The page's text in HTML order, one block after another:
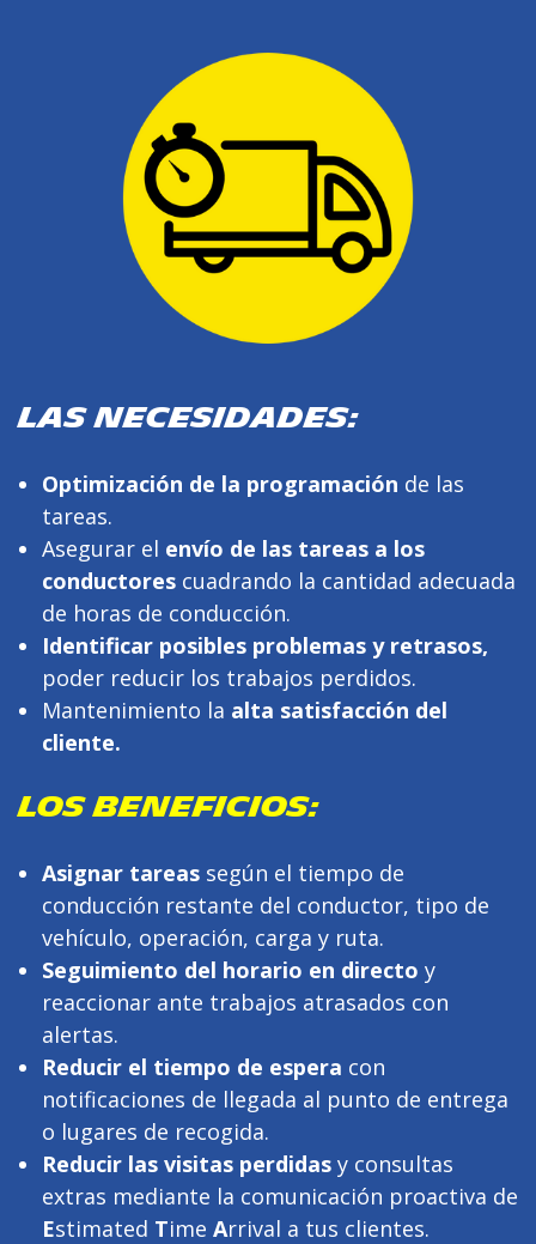
LAS NECESIDADES:
Optimización de la programación de las
tareas.
Asegurar el envío de las tareas a los
conductores cuadrando la cantidad adecuada
de horas de conducción.
Identificar posibles problemas y retrasos,
poder reducir los trabajos perdidos.
Mantenimiento la alta satisfacción del
cliente.
LOS BENEFICIOS:
Asignar tareas según el tiempo de
conducción restante del conductor, tipo de
vehículo, operación, carga y ruta.
Seguimiento del horario en directo y
reaccionar ante trabajos atrasados con
alertas.
Reducir el tiempo de espera con
notificaciones de llegada al punto de entrega
o lugares de recogida.
Reducir las visitas perdidas y consultas
extras mediante la comunicación proactiva de
Estimated Time Arrival a tus clientes.